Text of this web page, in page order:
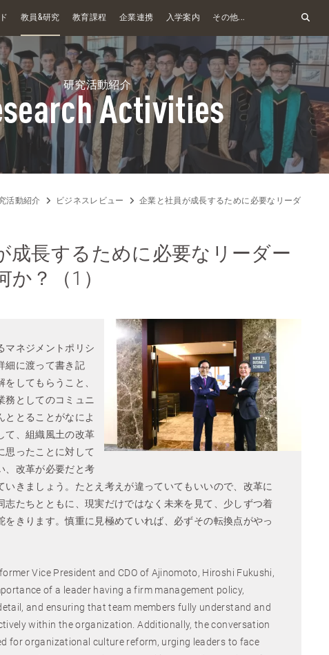
教員&研究 教育課程 企業連携 入学案内 その他...
研究活動紹介
Activities
活動紹介 ビジネスレビュー 企業と社員が成長するために必要なリーダーの
成長するために必要なリーダー
か？（1）
マネジメントポリシ
細に渡って書き記
をしてもらうこと、
務としてのコミュニ
ととることがなによ
て、組織風土の改革
思ったことに対して
、改革が必要だと考
いきましょう。たとえ考えが違っていてもいいので、改革に
志たちとともに、現実だけではなく未来を見て、少しずつ着
をきります。慎重に見極めていれば、必ずその転換点がやっ
Vice President and CDO of Ajinomoto, Hiroshi Fukushi,
of a leader having a firm management policy,
and ensuring that team members fully understand and
within the organization. Additionally, the conversation
for organizational culture reform, urging leaders to face